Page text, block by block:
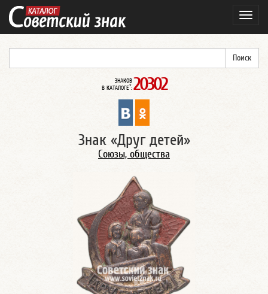
ЗНАКОВ
В КАТАЛОГЕ*: 20302
Знак «Друг детей»
Союзы, общества